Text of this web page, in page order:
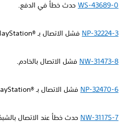
WS-43689-0 حدث خطأ في الدفع.
NP-32224-3 فشل الاتصال بـ PlayStation®‎.
NW-31473-8 فشل الاتصال بالخادم.
NP-32470-6 فشل الاتصال بـ PlayStation®‎.
NW-31175-7 حدث خطأ عند الاتصال